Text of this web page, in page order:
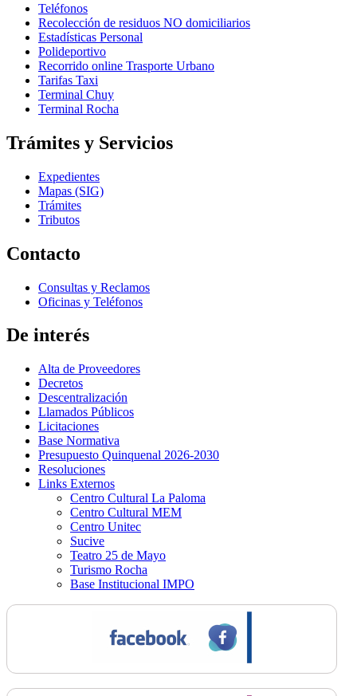
Teléfonos
Recolección de residuos NO domiciliarios
Estadísticas Personal
Polideportivo
Recorrido online Trasporte Urbano
Tarifas Taxi
Terminal Chuy
Terminal Rocha
Trámites y Servicios
Expedientes
Mapas (SIG)
Trámites
Tributos
Contacto
Consultas y Reclamos
Oficinas y Teléfonos
De interés
Alta de Proveedores
Decretos
Descentralización
Llamados Públicos
Licitaciones
Base Normativa
Presupuesto Quinquenal 2026-2030
Resoluciones
Links Externos
Centro Cultural La Paloma
Centro Cultural MEM
Centro Unitec
Sucive
Teatro 25 de Mayo
Turismo Rocha
Base Institucional IMPO